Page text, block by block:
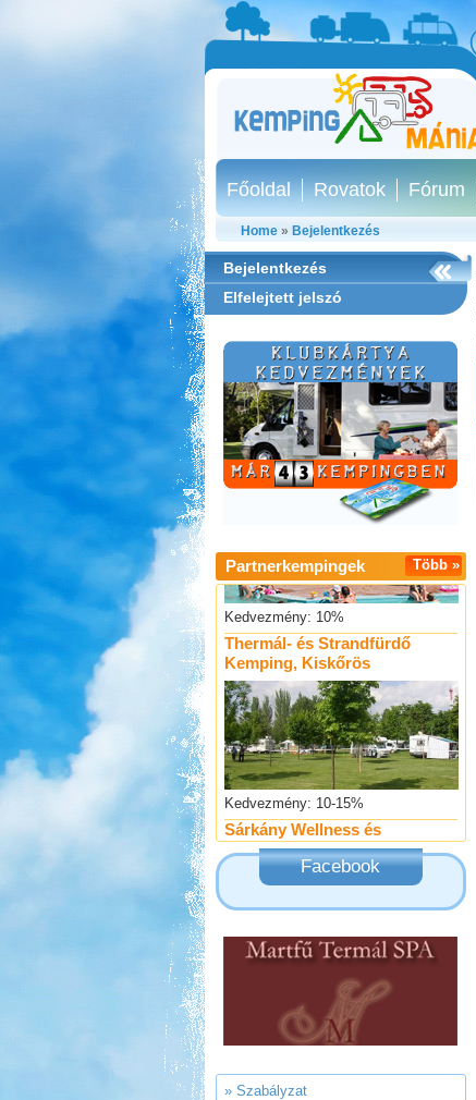
Főoldal Rovatok Fórum
Home» Bejelentkezés
Bejelentkezés
Elfelejtett jelszó
Több »
Partnerkempingek
Aqua Land
Kedvezmény: 10%
Thermál- és Strandfürdő
Kemping, Kiskőrös
Kedvezmény: 10-15%
Sárkány Wellness és
Gyógyfürdő Kemping
Szentkút Kemping
Facebook
» Szabályzat